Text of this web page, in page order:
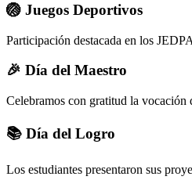
🏐 Juegos Deportivos
Participación destacada en los
🎉 Día del Maestro
Celebramos con gratitud la vocación
📚 Día del Logro
Los estudiantes presentaron sus